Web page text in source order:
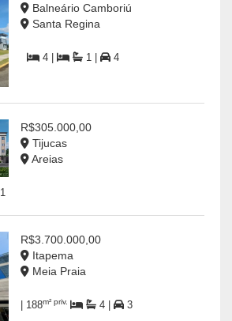
Balneário Camboriú
Santa Regina
4 | 1 | 4
R$305.000,00
Tijucas
Areias
1
R$3.700.000,00
Itapema
Meia Praia
| 188m² priv. 4 | 3